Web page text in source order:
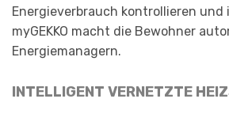
Energieverbrauch kontrollieren und
myGEKKO macht die Bewohner
Energiemanagern.
INTELLIGENT VERNETZTE